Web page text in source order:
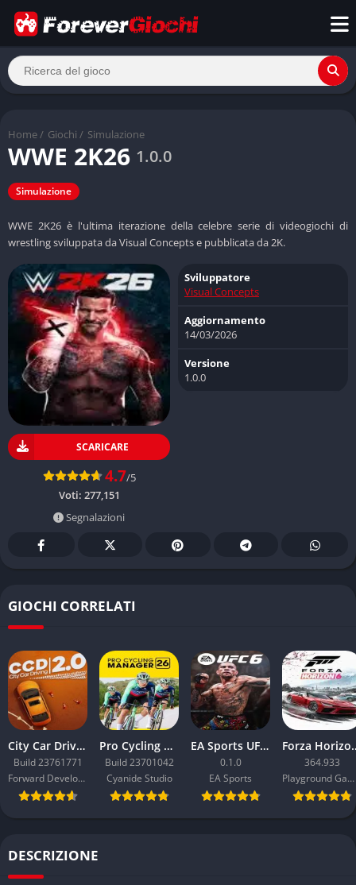
Home / Giochi / Simulazione
WWE 2K26 1.0.0
Simulazione
WWE 2K26 è l'ultima iterazione della celebre serie di videogiochi di
wrestling sviluppata da Visual Concepts e pubblicata da 2K.
SCARICARE
4.7/5
Voti: 277,151
Segnalazioni
Sviluppatore
Visual Concepts
Aggiornamento
14/03/2026
Versione
1.0.0
GIOCHI CORRELATI
City Car Driving 2.0
Build 23761771
Forward Development
Pro Cycling Manager 26
Build 23701042
Cyanide Studio
EA Sports UFC 6
0.1.0
EA Sports
364.933
Playground Games
DESCRIZIONE